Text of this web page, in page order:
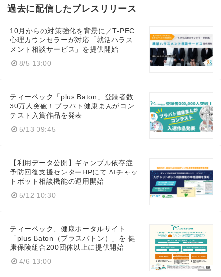
過去に配信したプレスリリース
10月からの対策強化を背景に／T-PEC
心理カウンセラーが対応「就活ハラス
メント相談サービス」を提供開始
8/5 13:00
ティーペック「plus Baton」登録者数
30万人突破！プラバト健康まんがコン
テスト入賞作品を発表
5/13 09:45
【利用データ公開】ギャンブル依存症
予防回復支援センターHPにて AIチャッ
トボット相談機能の運用開始
5/12 10:30
ティーペック、健康ポータルサイト
「plus Baton（プラスバトン）」を 健
康保険組合200団体以上に提供開始
4/6 13:00